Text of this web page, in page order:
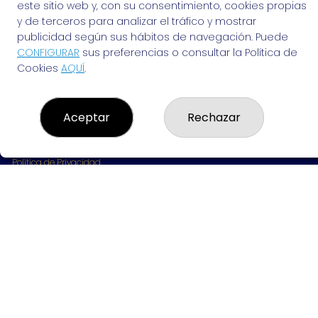
963691702
Clica aquí para contactar por WhatsApp
642061703
info@elvendedordesuenos.es
AVDA. CARDENAL BENLLOCH, 49
Valencia, 46021
LEGAL
Política de Privacidad
este sitio web y, con su consentimiento, cookies propias
y de terceros para analizar el tráfico y mostrar
publicidad según sus hábitos de navegación. Puede
CONFIGURAR sus preferencias o consultar la Política de
Cookies AQUÍ.
Aceptar Rechazar